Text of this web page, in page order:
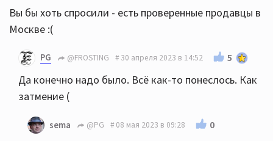
Вы бы хоть спросили - есть проверенные продавцы в
Москве :(
PG @FROSTING 30 апреля 2023 в 14:52 5
Да конечно надо было. Всё как-то понеслось. Как
затмение (
sema @PG 08 мая 2023 в 09:28 0